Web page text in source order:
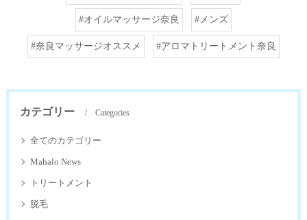
#オイルマッサージ奈良 #メンズ
#奈良マッサージオススメ #アロマトリートメント奈良
カテゴリー Categories
全てのカテゴリー
Mahalo News
トリートメント
脱毛